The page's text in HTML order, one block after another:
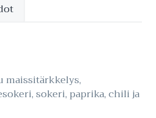
maissitärkkelys,
sokeri, paprika, chili ja